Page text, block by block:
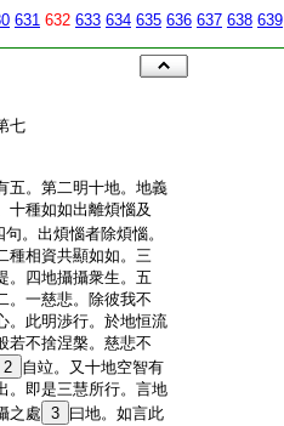
631 632 633 634 635 636 637 638 639
七
五。第二明十地。地義
十種如如出離煩惱及
。出煩惱者除煩惱。
種相資共顯如如。三
。四地攝攝衆生。五
。一慈悲。除彼我不
。此明渉行。於地恒流
若不捨涅槃。慈悲不
2 自竝。又十地空智有
。即是三慧所行。言地
之處 3 曰地。如言此